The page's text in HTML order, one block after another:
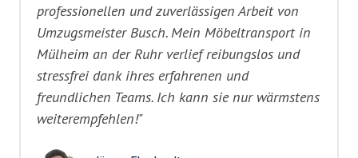
professionellen und zuverlässigen Arbeit von
Umzugsmeister Busch. Mein Möbeltransport in
Mülheim an der Ruhr verlief reibungslos und
stressfrei dank ihres erfahrenen und
freundlichen Teams. Ich kann sie nur wärmstens
weiterempfehlen!"